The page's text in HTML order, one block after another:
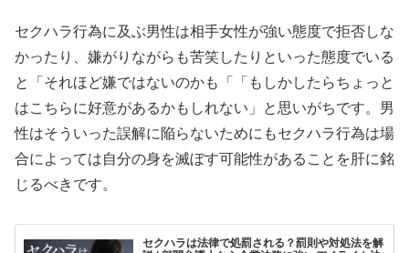
セクハラ行為に及ぶ男性は相手女性が強い態度で拒否しな
かったり、嫌がりながらも苦笑したりといった態度でいる
と「それほど嫌ではないのかも「「もしかしたらちょっと
はこちらに好意があるかもしれない」と思いがちです。男
性はそういった誤解に陥らないためにもセクハラ行為は場
合によっては自分の身を滅ぼす可能性があることを肝に銘
じるべきです。
セクハラは法律で処罰される？罰則や対処法を解